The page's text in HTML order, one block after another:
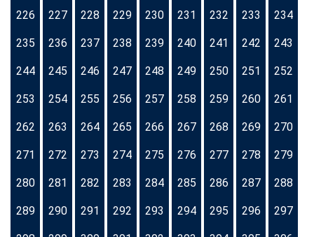
226 227 228 229 230 231 232 233 234
235 236 237 238 239 240 241 242 243
244 245 246 247 248 249 250 251 252
253 254 255 256 257 258 259 260 261
262 263 264 265 266 267 268 269 270
271 272 273 274 275 276 277 278 279
280 281 282 283 284 285 286 287 288
289 290 291 292 293 294 295 296 297